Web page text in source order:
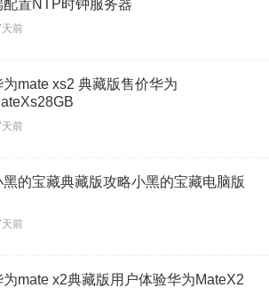
配置NTP时钟服务器
天前
为mate xs2 典藏版售价华为
天前
黑的宝藏典藏版攻略小黑的宝藏电脑版
天前
为mate x2典藏版用户体验华为MateX2